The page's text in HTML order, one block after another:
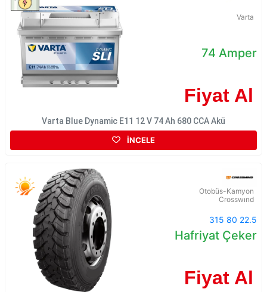
Varta
74 Amper
Fiyat Al
Varta Blue Dynamic E11 12 V 74 Ah 680 CCA Akü
İNCELE
Otobüs-Kamyon
Crosswınd
315 80 22.5
Hafriyat Çeker
Fiyat Al